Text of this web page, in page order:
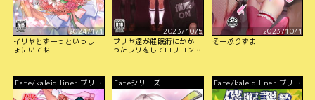
2024/1/1
イリヤとずーっといっし
ょにいてね
2023/10/5
プリヤ達が催眠術にかか
ったフリをしてロリコン
ラブ種付け孕ませレイプ
させて受精する本
2023/10/1
そーぷりずま
Fate/kaleid liner プリズ
マ☆イリヤ
Fateシリーズ
Fate/kaleid liner プリズ
マ☆イリヤ